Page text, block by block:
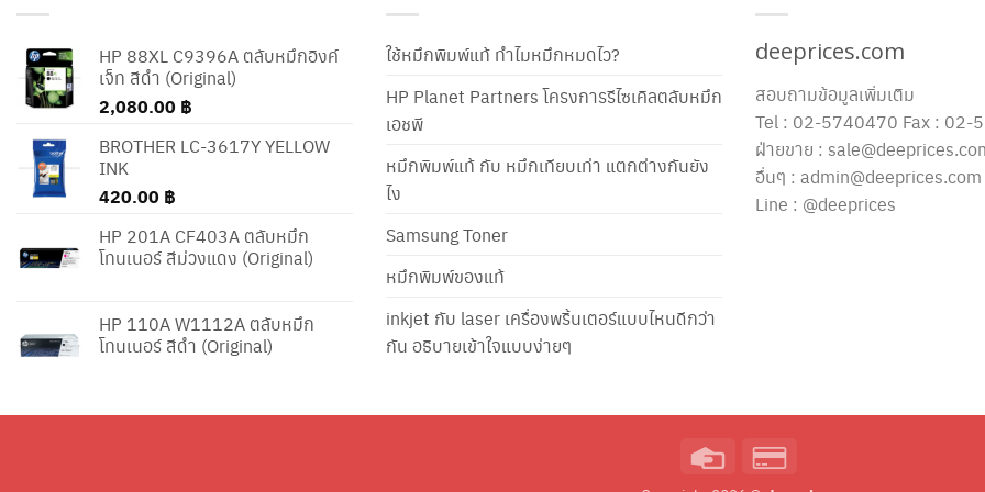
HP 88XL C9396A ตลับหมึกอิงค์
เจ็ท สีดำ (Original)
2,080.00 ฿
BROTHER LC-3617Y YELLOW
INK
420.00 ฿
HP 201A CF403A ตลับหมึก
โทนเนอร์ สีม่วงแดง (Original)
HP 110A W1112A ตลับหมึก
โทนเนอร์ สีดำ (Original)
ใช้หมึกพิมพ์แท้ ทำไมหมึกหมดไว?
HP Planet Partners โครงการรีไซเคิลตลับหมึก
เอชพี
หมึกพิมพ์แท้ กับ หมึกเทียบเท่า แตกต่างกันยัง
ไง
Samsung Toner
หมึกพิมพ์ของแท้
inkjet กับ laser เครื่องพริ้นเตอร์แบบไหนดีกว่า
กัน อธิบายเข้าใจแบบง่ายๆ
deeprices.com
สอบถามข้อมูลเพิ่มเติม
Tel : 02-5740470 Fax : 02-
ฝ่ายขาย :
อื่นๆ : admin@deeprices.com
Line : @deeprices
Credit